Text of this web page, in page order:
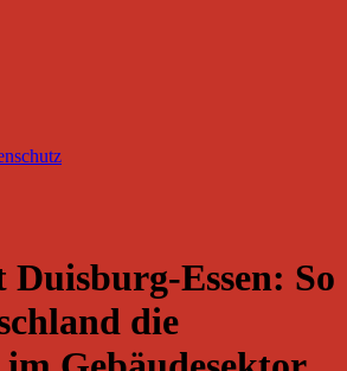
Essen: So
die